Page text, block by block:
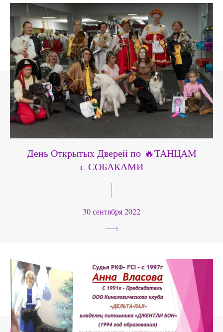
День Открытых Дверей по 🔥ТАНЦАМ
с СОБАКАМИ
30 сентября 2022